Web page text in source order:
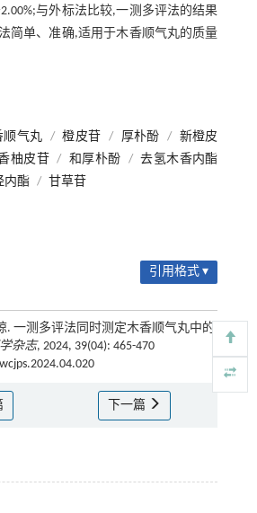
2.00%;与外标法比较,一测多评法的结果
简单、准确,适用于木香顺气丸的质量
顺气丸 / 橙皮苷 / 厚朴酚 / 新橙皮
柚皮苷 / 和厚朴酚 / 去氢木香内酯
内酯 / 甘草苷
引用格式 ▾
. 一测多评法同时测定木香顺气丸中的
杂志, 2024, 39(04): 465-470
下一篇